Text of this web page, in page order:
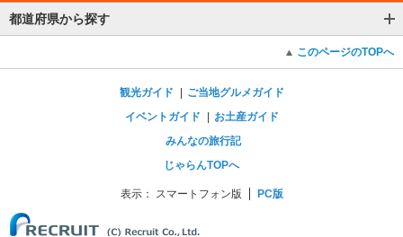
都道府県から探す
このページのTOPへ
観光ガイド
ご当地グルメガイド
イベントガイド
お土産ガイド
みんなの旅行記
じゃらんTOPへ
表示： スマートフォン版 PC版